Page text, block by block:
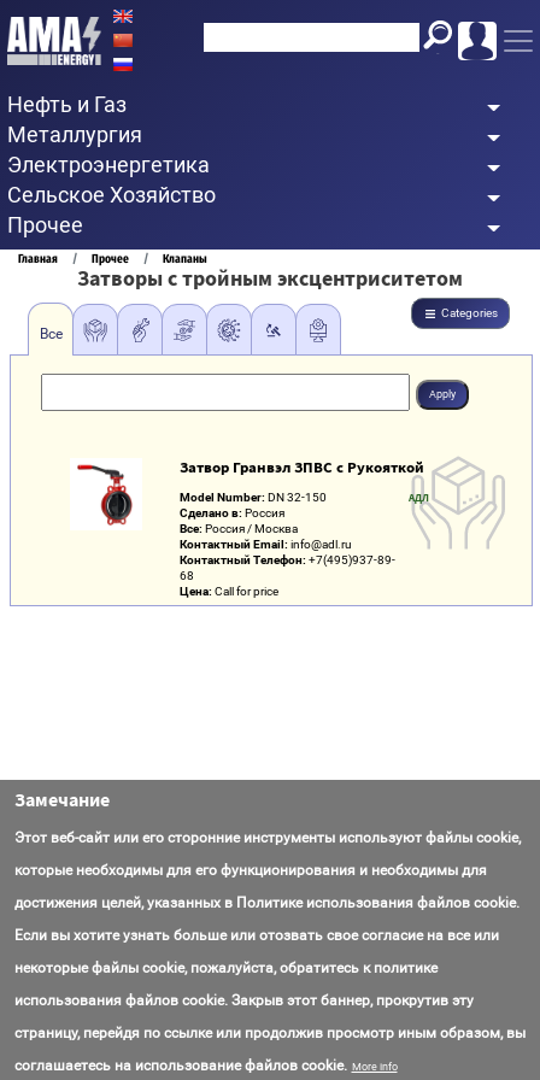
Перейти
к
содержанию
Нефть и Газ
Металлургия
Электроэнергетика
Сельское Хозяйство
Прочее
Строка
навигации
Главная Прочее Клапаны
Затворы с тройным эксцентриситетом
Categories
Все
Затвор Гранвэл ЗПВС с Рукояткой
Model Number: DN 32-150
Сделано в: Россия
Все: Россия / Москва
Контактный Email: info@adl.ru
Контактный Телефон: +7(495)937-89-
68
Цена: Call for price
АДЛ
Контакты Вопросы Об AmasEnergy Соглашение об использовании
Замечание
Этот веб-сайт или его сторонние инструменты используют файлы cookie,
которые необходимы для его функционирования и необходимы для
достижения целей, указанных в Политике использования файлов cookie.
Если вы хотите узнать больше или отозвать свое согласие на все или
некоторые файлы cookie, пожалуйста, обратитесь к политике
использования файлов cookie. Закрыв этот баннер, прокрутив эту
страницу, перейдя по ссылке или продолжив просмотр иным образом, вы
соглашаетесь на использование файлов cookie. More info